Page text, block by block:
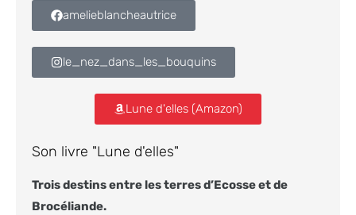
amelieblancheautrice
le_nez_dans_les_bouquins
Lune d'elles (Amazon)
Son livre "Lune d'elles"
Trois destins entre les terres d’Ecosse et de
Brocéliande.